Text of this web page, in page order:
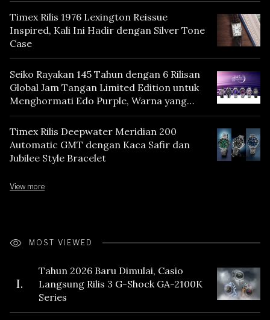
Timex Rilis 1976 Lexington Reissue
Inspired, Kali Ini Hadir dengan Silver Tone
Case
Seiko Rayakan 145 Tahun dengan 6 Rilisan
Global Jam Tangan Limited Edition untuk
Menghormati Edo Purple, Warna yang
Mencerminkan Warisan Tokyo
Timex Rilis Deepwater Meridian 200
Automatic GMT dengan Kaca Safir dan
Jubilee Style Bracelet
View more
MOST VIEWED
I.
Tahun 2026 Baru Dimulai, Casio
Langsung Rilis 3 G-Shock GA-2100K
Series